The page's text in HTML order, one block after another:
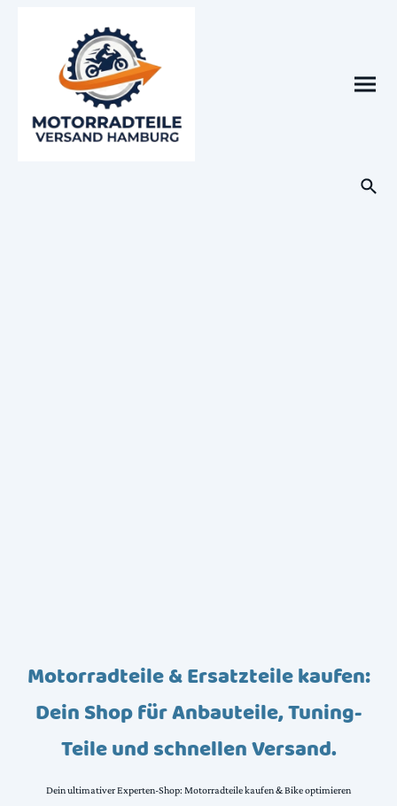
Motorradteile & Ersatzteile kaufen:
Dein Shop für Anbauteile, Tuning-
Teile und schnellen Versand.
Dein ultimativer Experten-Shop: Motorradteile kaufen & Bike optimieren